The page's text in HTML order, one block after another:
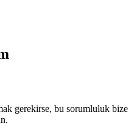
gerekirse, bu sorumluluk bize